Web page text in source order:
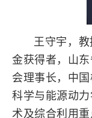
王守宇，
金获得者，山
会理事长，中
科学与能源动
术及综合利用